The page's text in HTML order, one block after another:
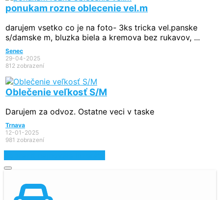
ponukam rozne oblecenie vel.m
darujem vsetko co je na foto- 3ks tricka vel.panske
s/damske m, bluzka biela a kremova bez rukavov, ...
Senec
29-04-2025
812 zobrazení
Oblečenie veľkosť S/M
Darujem za odvoz. Ostatne veci v taske
Trnava
12-01-2025
981 zobrazení